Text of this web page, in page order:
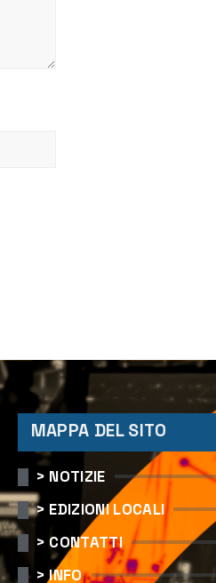
MAPPA DEL SITO
> NOTIZIE
> EDIZIONI LOCALI
> CONTATTI
> INFO